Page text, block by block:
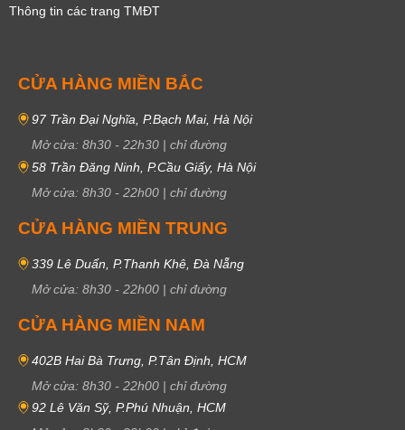
Thông tin các trang TMĐT
CỬA HÀNG MIỀN BẮC
97 Trần Đại Nghĩa, P.Bạch Mai, Hà Nội
Mở cửa: 8h30 - 22h30 | chỉ đường
58 Trần Đăng Ninh, P.Cầu Giấy, Hà Nội
Mở cửa: 8h30 - 22h00 | chỉ đường
CỬA HÀNG MIỀN TRUNG
339 Lê Duẩn, P.Thanh Khê, Đà Nẵng
Mở cửa: 8h30 - 22h00 | chỉ đường
CỬA HÀNG MIỀN NAM
402B Hai Bà Trưng, P.Tân Định, HCM
Mở cửa: 8h30 - 22h00 | chỉ đường
92 Lê Văn Sỹ, P.Phú Nhuận, HCM